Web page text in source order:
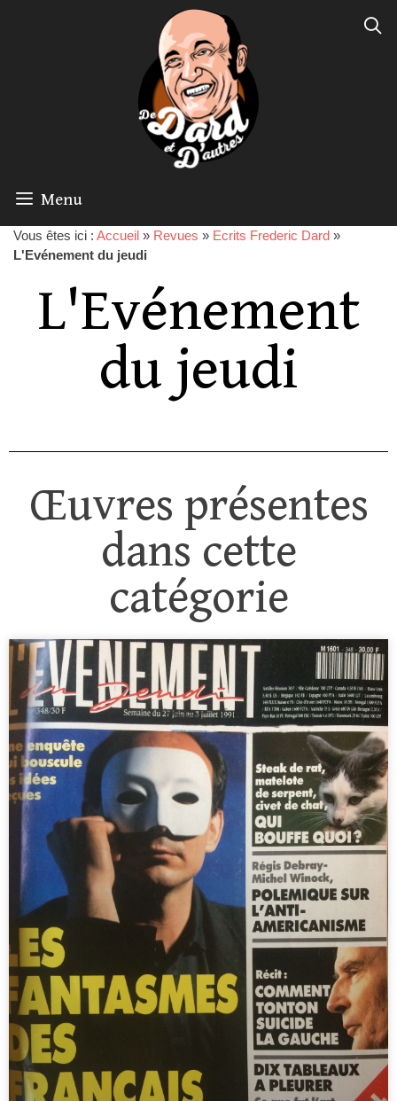
Menu
Vous êtes ici : Accueil » Revues » Ecrits Frederic Dard »
L'Evénement du jeudi
L'Evénement
du jeudi
Œuvres présentes
dans cette
catégorie